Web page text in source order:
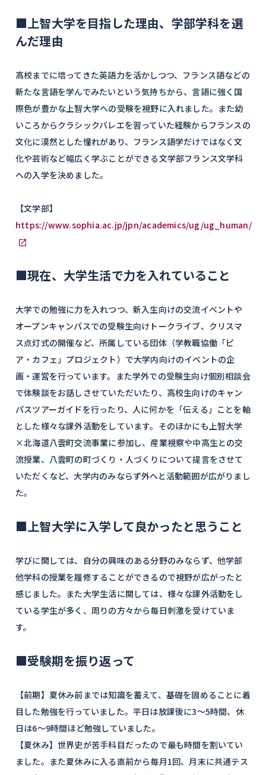
■上智大学を目指した理由、学部学科を選
んだ理由
高校までに培ってきた英語力を活かしつつ、フランス語などの
新たな言語を学んでみたいという気持ちから、言語に強く国
際色が豊かな上智大学への受験を視野に入れました。また幼
いころからクラシックバレエを習っていた経験からフランスの
文化に漠然とした憧れがあり、フランス語学だけではなく文
化や芸術など幅広く学ぶことができる文学部フランス文学科
への入学を決めました。
【文学部】
https://www.sophia.ac.jp/jpn/academics/ug/ug_human/
■現在、大学生活で力を入れていること
大学での勉強に力を入れつつ、新入生向けの交流イベントや
オープンキャンパスでの受験生向けトークライブ、クリスマ
ス点灯式の開催など、所属している団体（学教職協働「ピ
ア・カフェ」プロジェクト）で大学内向けのイベントの企
画・運営を行っています。また学外での受験生向け個別相談会
で体験談をお話しさせていただいたり、高校生向けのキャン
パスツアーガイドを行ったり、人に何かを「伝える」ことを軸
とした様々な課外活動をしています。そのほかにも上智大学
×北海道八雲町交流事業に参加し、産業視察や中高生との交
流授業、八雲町の町づくり・人づくりについて提言をさせて
いただくなど、大学内のみならず外へと活動範囲が広がりまし
た。
■上智大学に入学して良かったと思うこと
学びに関しては、自分の興味のある分野のみならず、他学部
他学科の授業を履修することができるので視野が広がったと
感じました。また大学生活に関しては、様々な課外活動をし
ている学生が多く、周りの方々から毎日刺激を受けていま
す。
■受験期を振り返って
【前期】夏休み前までは知識を蓄えて、基礎を固めることに着
目した勉強を行っていました。平日は放課後に3〜5時間、休
日は6〜9時間ほど勉強していました。
【夏休み】世界史が苦手科目だったので最も時間を割いてい
ました。また夏休みに入る直前から毎月1回、月末に共通テス